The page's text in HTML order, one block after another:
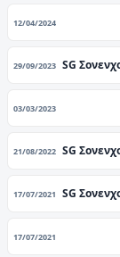
12/04/2024
29/09/2023
03/03/2023
21/08/2022
17/07/2021
17/07/2021